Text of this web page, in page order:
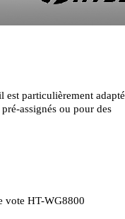
est particulièrement adapté
assignés ou pour des
vote HT-WG8800